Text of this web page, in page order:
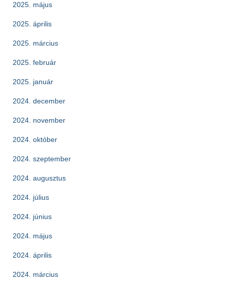
2025. május
2025. április
2025. március
2025. február
2025. január
2024. december
2024. november
2024. október
2024. szeptember
2024. augusztus
2024. július
2024. június
2024. május
2024. április
2024. március